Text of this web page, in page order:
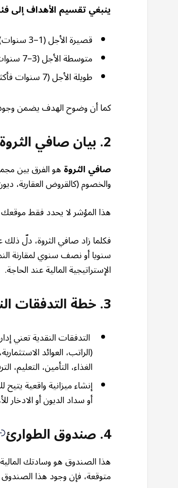
ينبغي تقسيم الأهداف إلى
قصيرة الأجل (1–3 سنوات): مثل بناء صندوق طوارئ أو سداد ديون بسيطة أو الادخار لعطلة.
متوسطة الأجل (3–7 سنوات): مثل شراء سيارة أو تمويل دراسة جامعية أو إنجاب طفل.
طويلة الأجل (7 سنوات فأكثر): مثل التقاعد، أو إنشاء مشروع تجاري مستدام، أو بناء ثروة عقارية.
كما أن وضوح الهدف يضمن وجود
2. بيان صافي الثروة
صافي الثروةهو الفرق بين
والخصوم (كالقروض العقارية،
هذا المؤشر لا يحدد فقط موقعك
فكلما زاد صافي الثروة، دلّ
سنويا أو نصف سنوي لمقارنة
الإستراتيجية المالية عند الحاجة.
3. خطة التدفقات النقدية
التدفقات النقدية تعني
(الراتب، العوائد
الغذاء، التأمين، التعليم،
إنشاء ميزانية واقعية
أو سداد الديون أو الادخار
4. صندوق الطوارئ
هذا الصندوق هو وسادتك
متوقعة، فإن وجود هذا الصندوق